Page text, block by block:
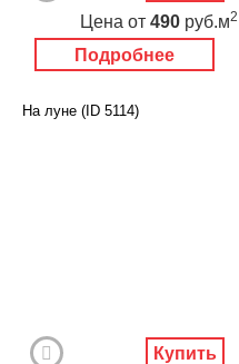
Подробнее
Цена от 490 руб.м2
На луне (ID 5114)
Купить